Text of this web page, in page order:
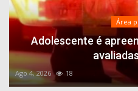
Área
Adolescente é
Ago 4, 2026 18